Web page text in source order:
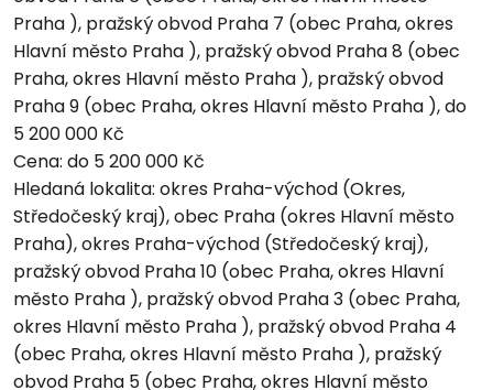
Praha ), pražský obvod Praha 7 (obec Praha, okres
Hlavní město Praha ), pražský obvod Praha 8 (obec
Praha, okres Hlavní město Praha ), pražský obvod
Praha 9 (obec Praha, okres Hlavní město Praha ), do
5 200 000 Kč
Cena: do 5 200 000 Kč
Hledaná lokalita: okres Praha-východ (Okres,
Středočeský kraj), obec Praha (okres Hlavní město
Praha), okres Praha-východ (Středočeský kraj),
pražský obvod Praha 10 (obec Praha, okres Hlavní
město Praha ), pražský obvod Praha 3 (obec Praha,
okres Hlavní město Praha ), pražský obvod Praha 4
(obec Praha, okres Hlavní město Praha ), pražský
obvod Praha 5 (obec Praha, okres Hlavní město